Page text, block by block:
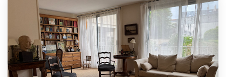
Notre Équipe
Vendre Avec AGENCE ROYALE
Nos Actualités
Avis Clients